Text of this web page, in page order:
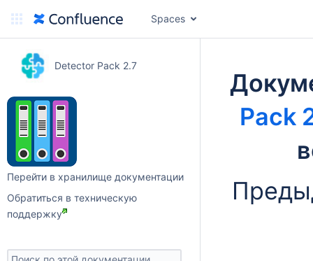
Spaces
Detector Pack 2.7
Перейти в хранилище документации
Обратиться в техническую
поддержку
Pack